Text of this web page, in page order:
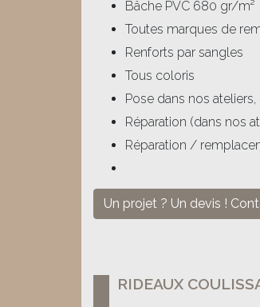
Bâche PVC 680 gr/m²
Toutes marques de
Renforts par sangles
Tous coloris
Pose dans nos
Réparation (dans nos
Réparation /
Un projet ? Un devis !
RIDEAUX